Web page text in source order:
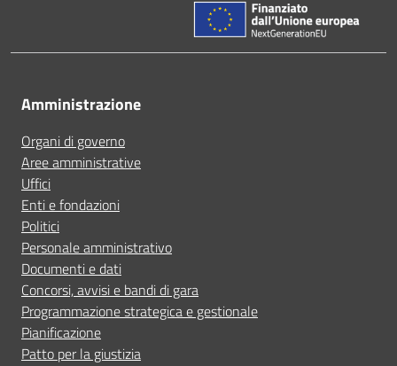
Amministrazione
Organi di governo
Aree amministrative
Uffici
Enti e fondazioni
Politici
Personale amministrativo
Documenti e dati
Concorsi, avvisi e bandi di gara
Programmazione strategica e gestionale
Pianificazione
Patto per la giustizia